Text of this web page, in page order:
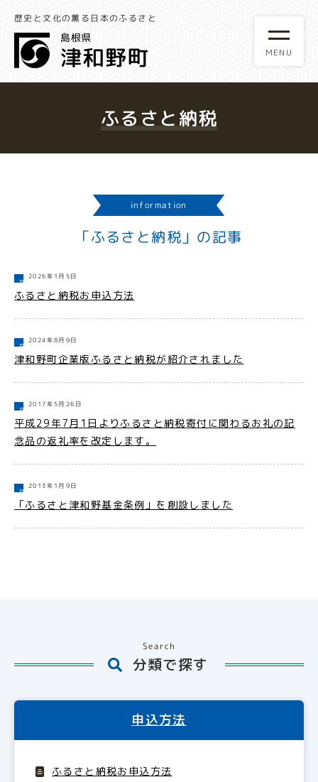
歴史と文化の薫る日本のふるさと
ふるさと納税
information
「ふるさと納税」の記事
2026年1月5日
ふるさと納税お申込方法
2024年8月9日
津和野町企業版ふるさと納税が紹介されました
2017年5月26日
平成29年7月1日よりふるさと納税寄付に関わるお礼の記
念品の返礼率を改定します。
2013年1月9日
「ふるさと津和野基金条例」を創設しました
Search
分類で探す
申込方法
ふるさと納税お申込方法